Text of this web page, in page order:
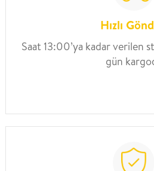
Hızlı
Saat 13:00’ya kadar verilen
gün